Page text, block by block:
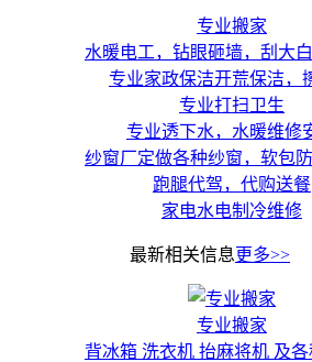
专业搬家
水暖电工，钻眼砸墙，刮大
专业家政保洁开荒保洁，
专业打扫卫生
专业透下水，水暖维修
纱窗厂定做各种纱窗，软包
跑腿代驾，代购送餐
家电水电制冷维修
最新相关信息更多>>
专业搬家
背冰箱 洗衣机 抬麻将机 及